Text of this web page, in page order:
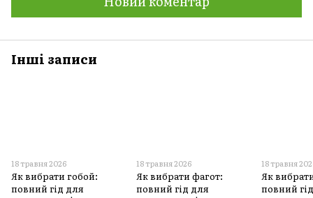
Інші записи
18 травня 2026
Як вибрати гобой:
повний гід для
18 травня 2026
Як вибрати фагот:
повний гід для
18 травня
Як
повний